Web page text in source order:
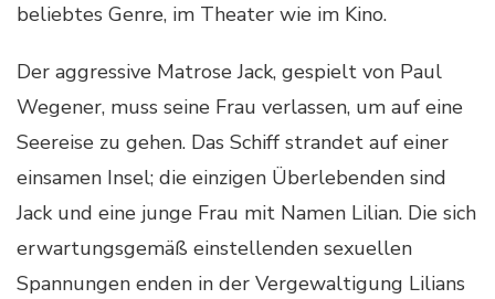
beliebtes Genre, im Theater wie im Kino.
Der aggressive Matrose Jack, gespielt von Paul
Wegener, muss seine Frau verlassen, um auf eine
Seereise zu gehen. Das Schiff strandet auf einer
einsamen Insel; die einzigen Überlebenden sind
Jack und eine junge Frau mit Namen Lilian. Die sich
erwartungsgemäß einstellenden sexuellen
Spannungen enden in der Vergewaltigung Lilians